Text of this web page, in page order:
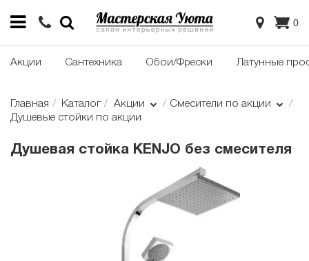
0
Акции Сантехника Обои/Фрески Латунные
Главная Каталог Акции
Смесители по акции
Душевые стойки по акции
Душевая стойка KENJO без смесителя